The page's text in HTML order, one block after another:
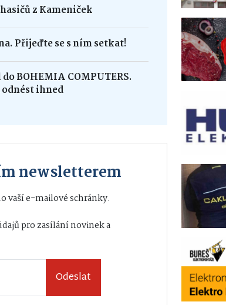
z Kameniček
Přijeďte se s ním setkat!
BOHEMIA COMPUTERS.
ihned
newsletterem
vaší e-mailové schránky.
pro zasílání novinek a
Odeslat